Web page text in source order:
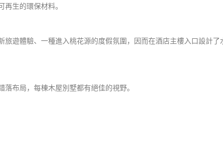
再生的環保材料。
旅遊體驗、一種進入桃花源的度假氛圍，因而在酒店主樓入口設計了
布局，每棟木屋別墅都有絕佳的視野。